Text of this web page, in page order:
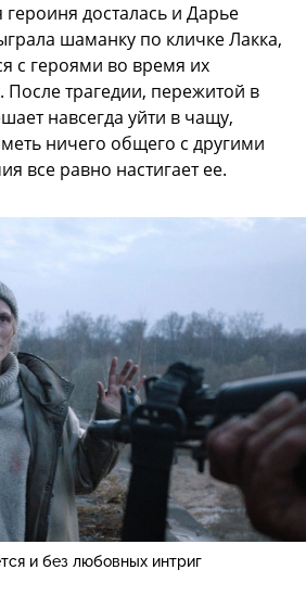
досталась и Дарье
шаманку по кличке Лакка,
с героями во время их
После трагедии, пережитой в
навсегда уйти в чащу,
ничего общего с другими
все равно настигает ее.
и без любовных интриг